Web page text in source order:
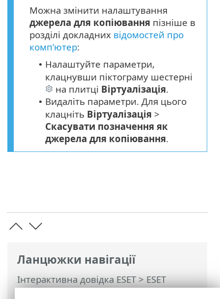
Ланцюжки навігації
Інтерактивна довідка ESET>ESET
PROTECT>Початок роботи>VDI,
Можна змінити налаштування
джерела для копіювання пізніше в
розділі докладних відомостей про
комп’ютер:
• Налаштуйте параметри,
клацнувши піктограму шестерні
на плитці Віртуалізація.
• Видаліть параметри. Для цього
клацніть Віртуалізація >
Скасувати позначення як
джерела для копіювання.